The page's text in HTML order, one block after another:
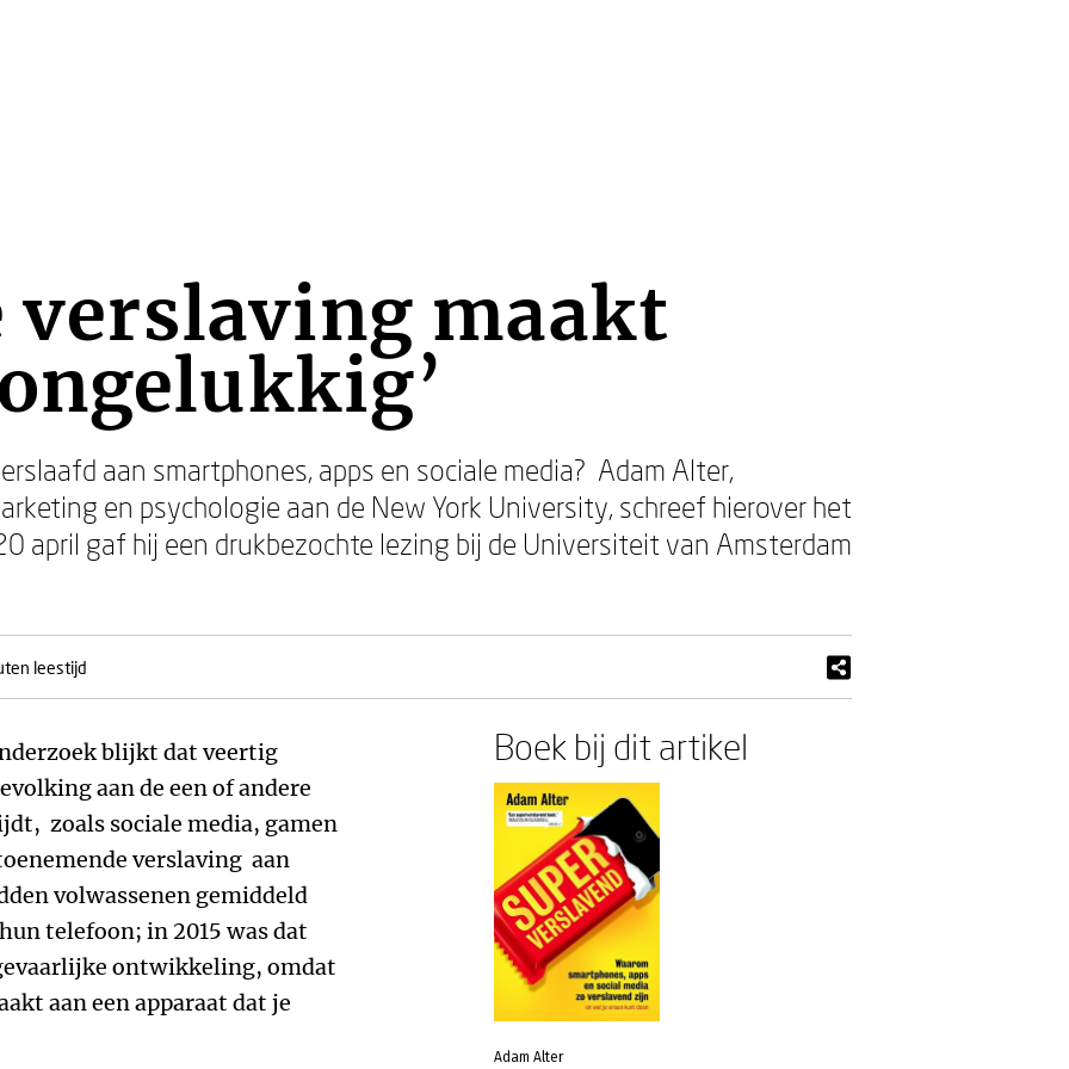
verslaving maakt
aan smartphones, apps en sociale media? Adam Alter,
en psychologie aan de New York University, schreef hierover het
april gaf hij een drukbezochte lezing bij de Universiteit van Amsterdam
leestijd
blijkt dat veertig
aan de een of andere
zoals sociale media, gamen
verslaving aan
volwassenen gemiddeld
telefoon; in 2015 was dat
ontwikkeling, omdat
aan een apparaat dat je
Boek bij dit artikel
Adam Alter